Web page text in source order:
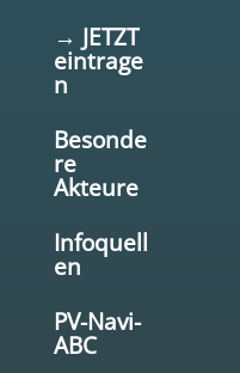
→ JETZT
eintrage
n
Besonde
re
Akteure
Infoquell
en
PV-Navi-
ABC